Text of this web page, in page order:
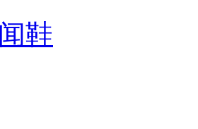
鞋